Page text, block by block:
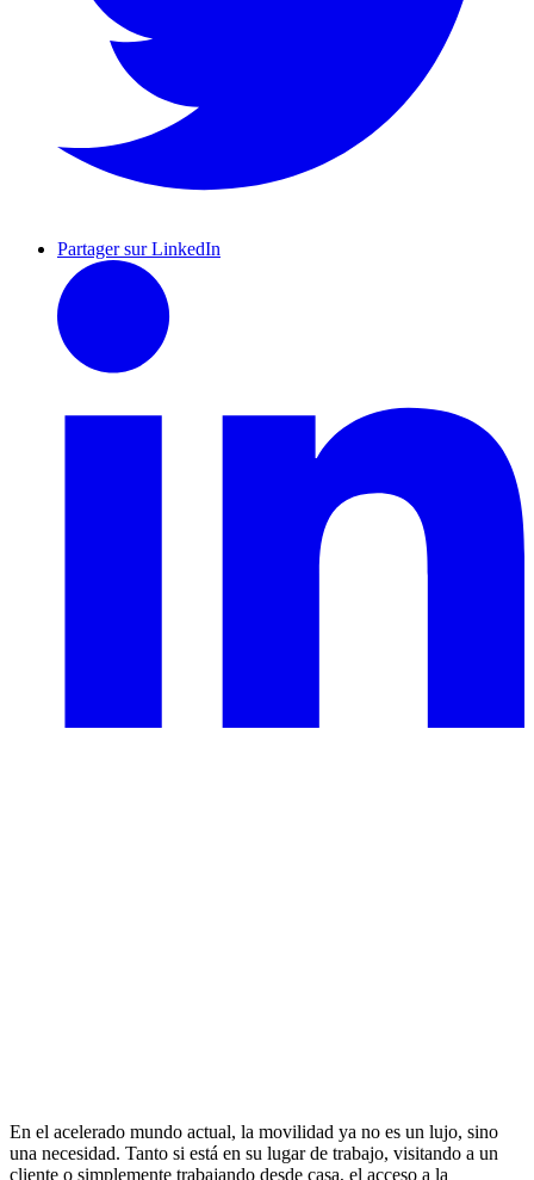
Partager sur LinkedIn
En el acelerado mundo actual, la movilidad ya no es un lujo, sino
una necesidad. Tanto si está en su lugar de trabajo, visitando a un
cliente o simplemente trabajando desde casa, el acceso a la